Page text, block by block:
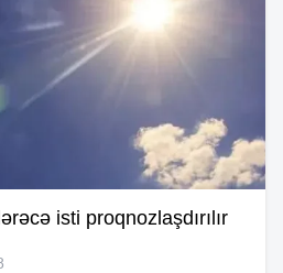
isti proqnozlaşdırılır